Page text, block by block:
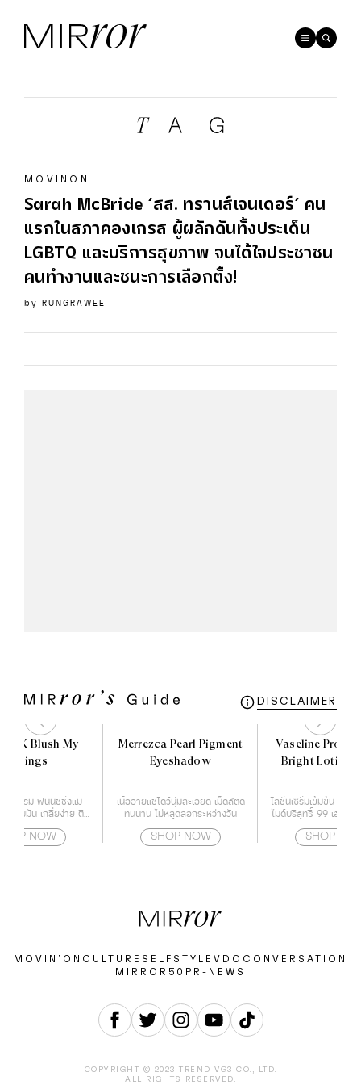
MOVINON
Sarah McBride ‘สส. ทรานส์เจนเดอร์’ คน
แรกในสภาคองเกรส ผู้ผลักดันทั้งประเด็น
LGBTQ และบริการสุขภาพ จนได้ใจประชาชน
คนทำงานและชนะการเลือกตั้ง!
by RUNGRAWEE
DISCLAIMER
Blush My
Feelings
เนื้อครีม ฟินนิชชิ่งแม
ความมัน เกลี่ยง่าย ติด
NOW
Merrezca Pearl Pigment
Eyeshadow
เนื้ออายแชโดว์นุ่มละเอียด เม็ดสีติด
ทนนาน ไม่หลุดลอกระหว่างวัน
SHOP NOW
Vaseline
Bright Lotion
โลชั่นเซรั่มเข้มข้น ที่ผส
ไมด์บริสุทธิ์ 99 เฮกซิล
SHOP
MOVIN’ON CULTURE SELF STYLE VDO CONVERSATION
MIRROR50 PR-NEWS
COPYRIGHT © 2023 TREND VG3 CO., LTD.
ALL RIGHTS RESERVED.